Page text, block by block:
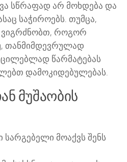
სწრაფად არ მოხდება და
საჭიროებს. თუმცა,
ვიგრძნობთ, როგორ
თანმიმდევრულად
წარმატებას
დამოკიდებულებას.
მუშაობის
მოაქვს შენს